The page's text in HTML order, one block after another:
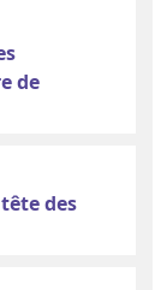
de
des